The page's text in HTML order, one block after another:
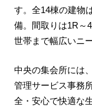
す。全14棟の建物
備。間取りは1R～
世帯まで幅広いニ
中央の集会所には
管理サービス事務
全・安心で快適な